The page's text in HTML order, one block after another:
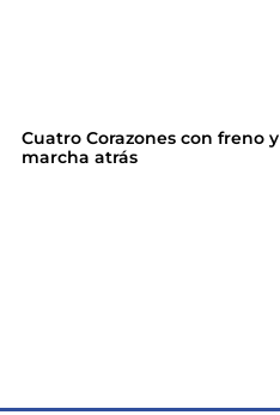
Cuatro Corazones con freno y
marcha atrás